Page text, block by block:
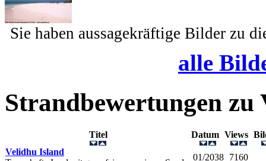
Sie haben aussagekräftige Bilder zu
alle
Strandbewertungen zu
Titel Datum Views
Velidhu Island
01/2038 7160